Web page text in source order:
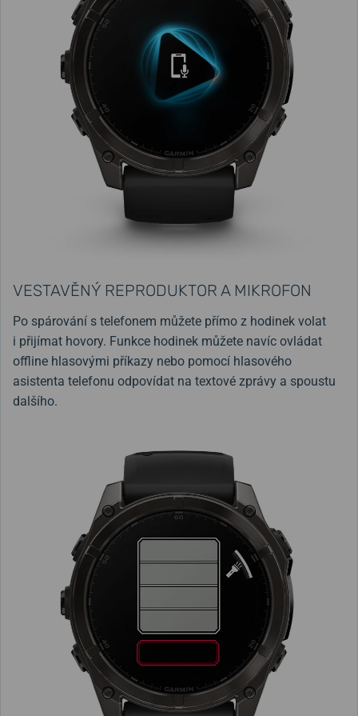
VESTAVĚNÝ REPRODUKTOR A MIKROFON
Po spárování s telefonem můžete přímo z hodinek volat
i přijímat hovory. Funkce hodinek můžete navíc ovládat
offline hlasovými příkazy nebo pomocí hlasového
asistenta telefonu odpovídat na textové zprávy a spoustu
dalšího.